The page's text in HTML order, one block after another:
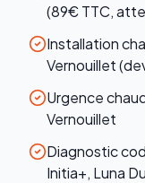
(89€ TTC,
Installation
Vernouillet
Urgence
Vernouillet
Diagnostic
Initia+, Luna